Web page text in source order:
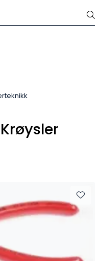
Besøk Min side for mer